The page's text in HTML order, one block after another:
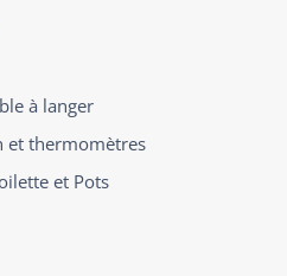
à langer
et thermomètres
et Pots